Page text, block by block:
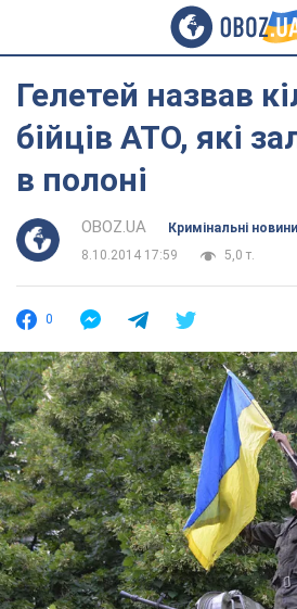
Гелетей назвав
бійців АТО, які
в полоні
OBOZ.UA
Кримінальні новини
8.10.2014 17:59
5,0 т.
0